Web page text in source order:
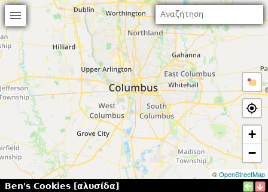
+
−
©OpenStreetMap
Ben's Cookies [αλυσίδα]